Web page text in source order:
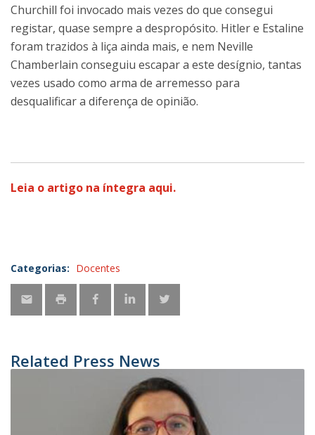
Churchill foi invocado mais vezes do que consegui
registar, quase sempre a despropósito. Hitler e Estaline
foram trazidos à liça ainda mais, e nem Neville
Chamberlain conseguiu escapar a este desígnio, tantas
vezes usado como arma de arremesso para
desqualificar a diferença de opinião.
Leia o artigo na íntegra aqui.
Categorias: Docentes
Related Press News